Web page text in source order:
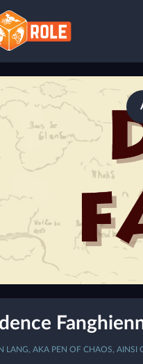
LANG, AKA PEN OF CHAOS, AINSI